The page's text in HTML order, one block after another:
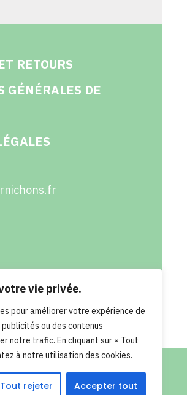
vie privée.
pour améliorer votre expérience de
ou des contenus
notre trafic. En cliquant sur « Tout
à notre utilisation des cookies.
Tout rejeter Accepter tout
RETOURS
GÉNÉRALES DE